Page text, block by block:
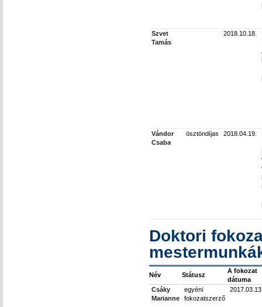
Szvet
Tamás
2018.10.18.
Vándor
Csaba
ösztöndíjas 2018.04.19.
Doktori
Név Státusz
A fokozat
dátuma
Csáky
Marianne
egyéni
fokozatszerző